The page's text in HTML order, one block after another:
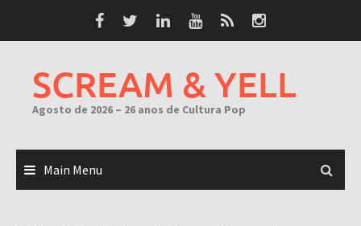
SCREAM & YELL
Agosto de 2026 – 26 anos de Cultura Pop
Main Menu